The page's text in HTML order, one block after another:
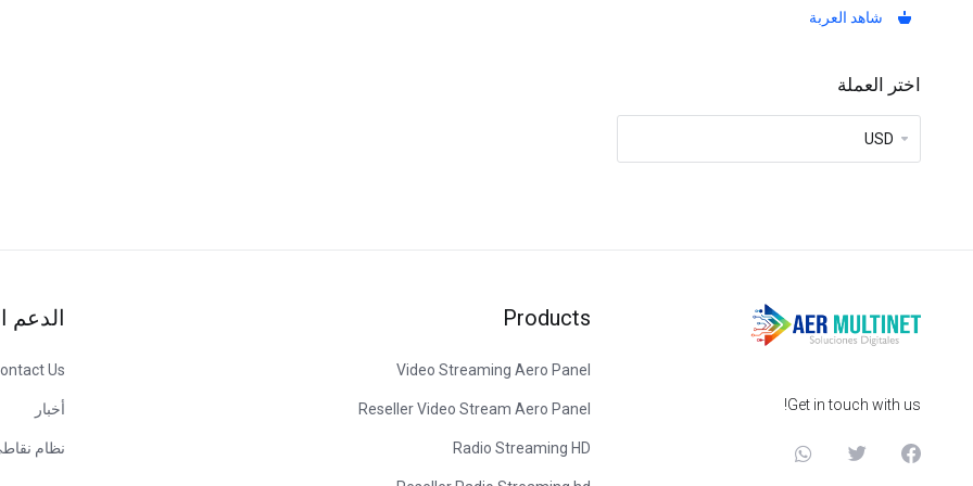
شاهد العربة
اختر العملة
Get in touch with us!
Products
Video Streaming Aero Panel
Reseller Video Stream Aero Panel
Radio Streaming HD
الدعم
Us
أخبار
نظام